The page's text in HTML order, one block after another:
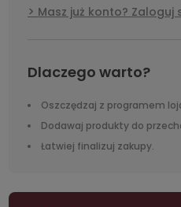
Masz już konto? Zaloguj
Dlaczego warto?
Oszczędzaj z programem
Dodawaj produkty do
Łatwiej finalizuj zakupy.